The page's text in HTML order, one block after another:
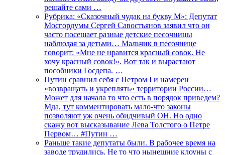
решайте сами …
Рубрика: «Сказочный чудак на букву М»: Депутат
Мосгордумы Сергей Савостьянов заявил что он
часто посещает разные детские песочницы
наблюдая за детьми… Мальчик в песочнице
говорит: «Мне не нравится красный совок. Не
хочу красный совок!». Вот так и вырастают
пособники Госдепа. …
Путин сравнил себя с Петром I и намерен
«возвращать и укреплять» территории России…
Может для начала то что есть в порядок приведем?
Мда, тут комментировать мало-что законы
позволяют уж очень обидчивый ОН. Но одно
скажу вот высказывание Лева Толстого о Петре
Первом… #Путин …
Раньше такие депутаты были. В рабочее время на
заводе трудились. Не то что нынешние клоуны с